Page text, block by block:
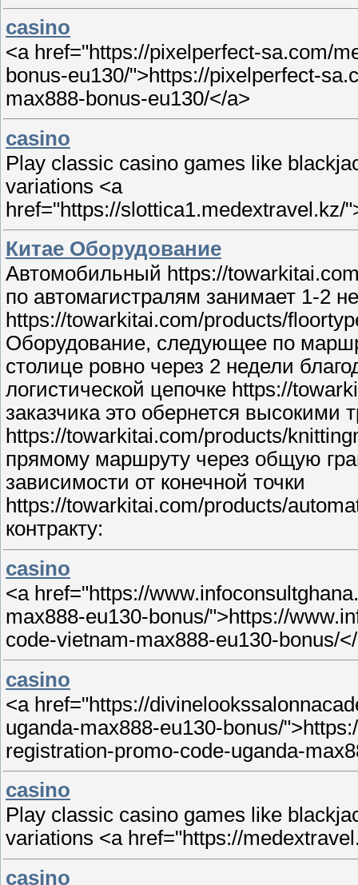
casino
<a href="https://pixelperfect-sa.com/
bonus-eu130/">https://pixelperfect-
max888-bonus-eu130/</a>
casino
Play classic casino games like
variations <a
href="https://slottica1.medextravel.kz/
Китае Оборудование
Автомобильный https://
по автомагистралям занимает 1-2
https://towarkitai.com/products/
Оборудование, следующее по
столице ровно через 2 недели
логистической цепочке https://
заказчика это обернется высокими
https://towarkitai.com/products/
прямому маршруту через общую
зависимости от конечной точки
https://towarkitai.com/products/
контракту:
casino
<a href="https://
max888-eu130-bonus/">https://
code-vietnam-max888-eu130-bonus/
casino
<a href="https://
uganda-max888-eu130-bonus/
registration-promo-code-uganda-
casino
Play classic casino games like
variations <a href="https://
casino